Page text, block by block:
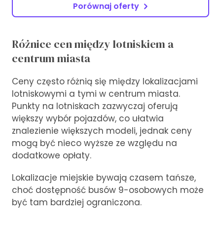
Porównaj oferty
Różnice cen między lotniskiem a
centrum miasta
Ceny często różnią się między lokalizacjami
lotniskowymi a tymi w centrum miasta.
Punkty na lotniskach zazwyczaj oferują
większy wybór pojazdów, co ułatwia
znalezienie większych modeli, jednak ceny
mogą być nieco wyższe ze względu na
dodatkowe opłaty.
Lokalizacje miejskie bywają czasem tańsze,
choć dostępność busów 9-osobowych może
być tam bardziej ograniczona.